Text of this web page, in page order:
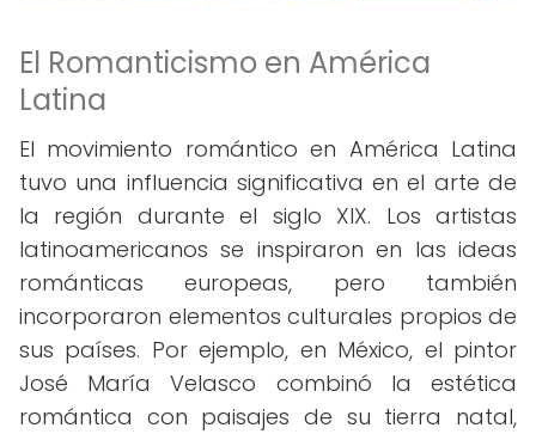
El Romanticismo en América
Latina
El movimiento romántico en América Latina
tuvo una influencia significativa en el arte de
la región durante el siglo XIX. Los artistas
latinoamericanos se inspiraron en las ideas
románticas europeas, pero también
incorporaron elementos culturales propios de
sus países. Por ejemplo, en México, el pintor
José María Velasco combinó la estética
romántica con paisajes de su tierra natal,